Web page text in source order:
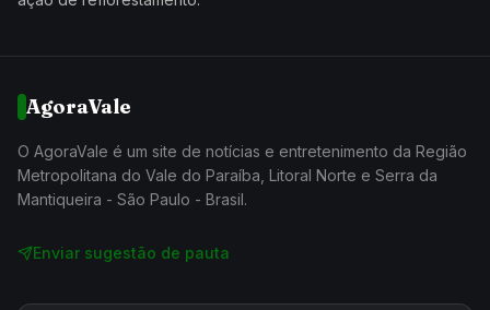
AgoraVale
O AgoraVale é um site de notícias e entretenimento da Região
Metropolitana do Vale do Paraíba, Litoral Norte e Serra da
Mantiqueira - São Paulo - Brasil.
Enviar sugestão de pauta